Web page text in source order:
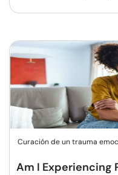
Curación de un trauma
Am I Experiencing